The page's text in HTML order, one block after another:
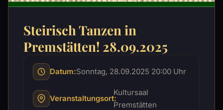
Steirisch Tanzen in
Premstätten! 28.09.2025
Datum:Sonntag, 28.09.2025 20:00 Uhr
Veranstaltungsort:
Kultursaal
Premstätten